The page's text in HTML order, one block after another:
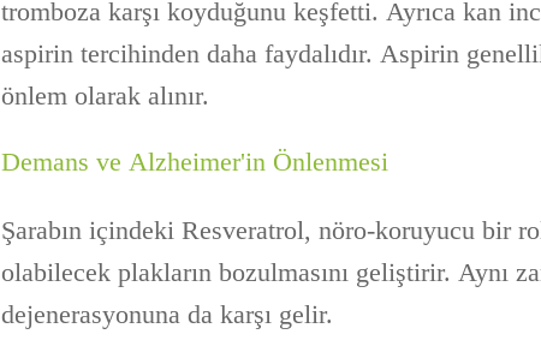
tromboza karşı koyduğunu keşfetti. Ayrıca kan
aspirin tercihinden daha faydalıdır. Aspirin
önlem olarak alınır.
Demans ve Alzheimer'in Önlenmesi
Şarabın içindeki Resveratrol, nöro-koruyucu bir
olabilecek plakların bozulmasını geliştirir. Aynı
dejenerasyonuna da karşı gelir.